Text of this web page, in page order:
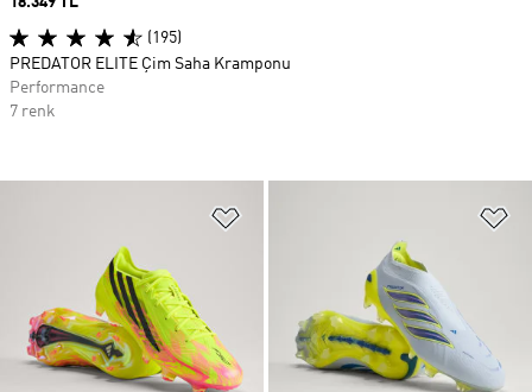
(195)
PREDATOR ELITE Çim Saha Kramponu
Performance
7 renk